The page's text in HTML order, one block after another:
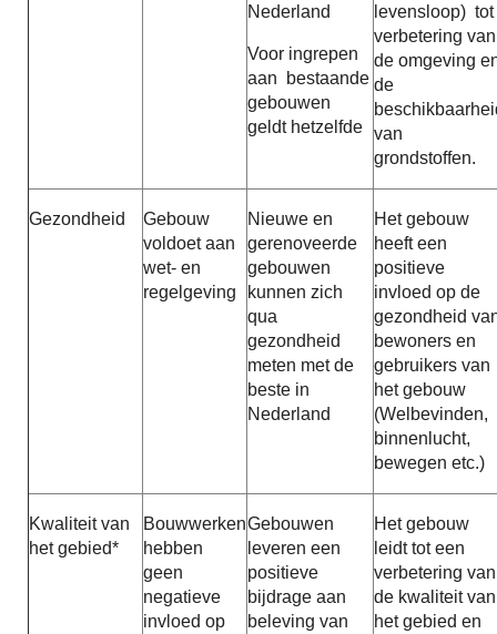
Nederland
Voor ingrepen
aan bestaande
gebouwen
geldt hetzelfde
levensloop) tot
verbetering van
de omgeving
de
van
grondstoffen.
Gezondheid
Gebouw
voldoet aan
wet- en
regelgeving
Nieuwe en
gerenoveerde
gebouwen
kunnen zich
qua
gezondheid
meten met de
beste in
Nederland
Het gebouw
heeft een
positieve
invloed op de
gezondheid
bewoners en
gebruikers van
het gebouw
(Welbevinden,
binnenlucht,
bewegen etc.)
Kwaliteit van
het gebied*
Bouwwerken
hebben
geen
negatieve
invloed op
Gebouwen
leveren een
positieve
bijdrage aan
beleving van
Het gebouw
leidt tot een
verbetering van
de kwaliteit van
het gebied en